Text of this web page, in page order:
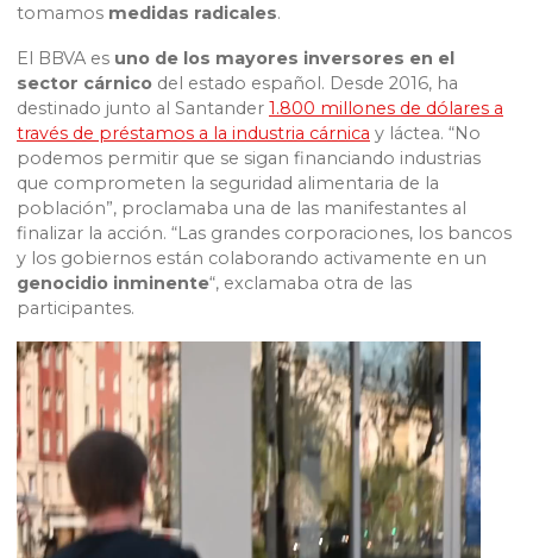
tomamos medidas radicales.
El BBVA es uno de los mayores inversores en el
sector cárnico del estado español. Desde 2016, ha
destinado junto al Santander1.800 millones de dólares a
través de préstamos a la industria cárnica y láctea. “No
podemos permitir que se sigan financiando industrias
que comprometen la seguridad alimentaria de la
población”, proclamaba una de las manifestantes al
finalizar la acción. “Las grandes corporaciones, los bancos
y los gobiernos están colaborando activamente en un
genocidio inminente“, exclamaba otra de las
participantes.